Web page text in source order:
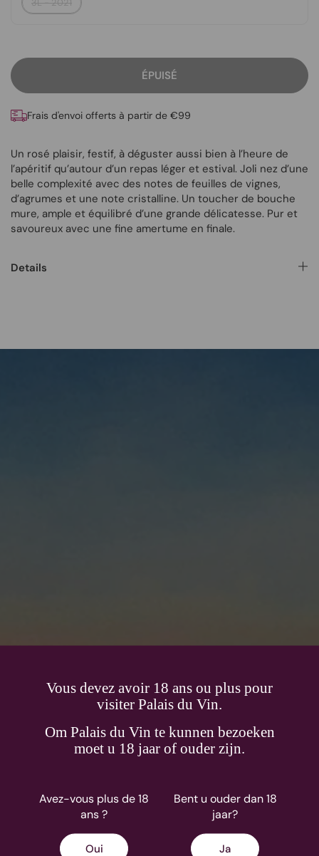
Vous devez avoir 18 ans ou plus pour
visiter Palais du Vin.
Om Palais du Vin te kunnen bezoeken
moet u 18 jaar of ouder zijn.
Avez-vous plus de 18
ans ?
Oui
Bent u ouder dan 18
jaar?
Ja
3L - 2021
ÉPUISÉ
Frais d'envoi offerts à partir de €99
Un rosé plaisir, festif, à déguster aussi bien à l’heure de
l’apéritif qu’autour d’un repas léger et estival. Joli nez d’une
belle complexité avec des notes de feuilles de vignes,
d’agrumes et une note cristalline. Un toucher de bouche
mure, ample et équilibré d’une grande délicatesse. Pur et
savoureux avec une fine amertume en finale.
Details